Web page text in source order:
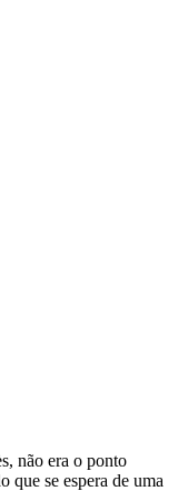
não era o ponto
que se espera de uma